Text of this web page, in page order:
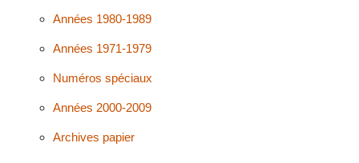
Années 1980-1989
Années 1971-1979
Numéros spéciaux
Années 2000-2009
Archives papier